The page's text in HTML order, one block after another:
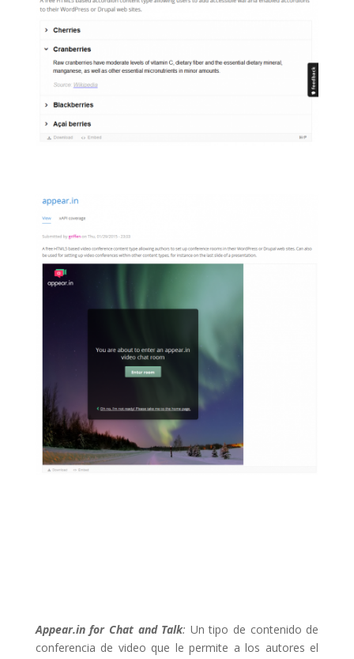
Appear.in for Chat and Talk: Un tipo de contenido de
conferencia de video que le permite a los autores el